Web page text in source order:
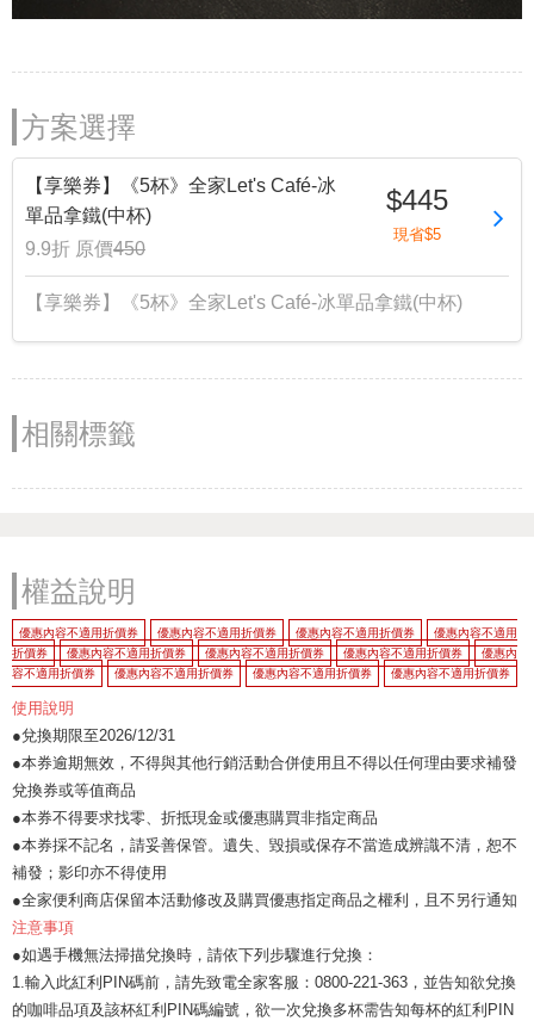
方案選擇
【享樂券】《5杯》全家Let's Café-冰
單品拿鐵(中杯)
9.9折 原價450
$445
現省$5
【享樂券】《5杯》全家Let's Café-冰單品拿鐵(中杯)
相關標籤
權益說明
優惠內容不適用折價券 優惠內容不適用折價券 優惠內容不適用折價券
優惠內容不適用
折價券
優惠內容不適用折價券 優惠內容不適用折價券 優惠內容不適用折價券
優惠內
容不適用折價券
優惠內容不適用折價券 優惠內容不適用折價券 優惠內容不適用折價券
使用說明
●兌換期限至2026/12/31
●本券逾期無效，不得與其他行銷活動合併使用且不得以任何理由要求補發
兌換券或等值商品
●本券不得要求找零、折抵現金或優惠購買非指定商品
●本券採不記名，請妥善保管。遺失、毀損或保存不當造成辨識不清，恕不
補發；影印亦不得使用
●全家便利商店保留本活動修改及購買優惠指定商品之權利，且不另行通知
注意事項
●如遇手機無法掃描兌換時，請依下列步驟進行兌換：
1.輸入此紅利PIN碼前，請先致電全家客服：0800-221-363，並告知欲兌換
的咖啡品項及該杯紅利PIN碼編號，欲一次兌換多杯需告知每杯的紅利PIN